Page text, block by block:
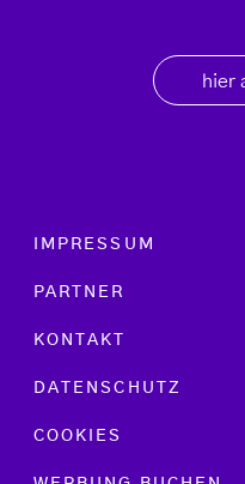
hier
Footer menu
IMPRESSUM
PARTNER
KONTAKT
DATENSCHUTZ
COOKIES